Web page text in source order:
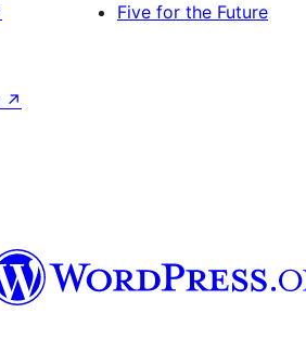
Five for the Future
↗